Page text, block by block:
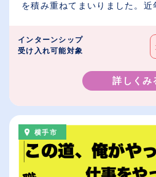
を積み重ねてまいりました。
インターンシップ
受け入れ可能対象
詳しくみ
横手市